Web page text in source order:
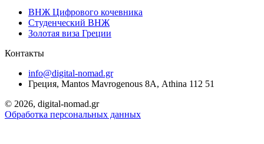
ВНЖ Цифрового кочевника
Студенческий ВНЖ
Золотая виза Греции
Контакты
info@digital-nomad.gr
Греция, Mantos Mavrogenous 8Α, Athina 112 51
© 2026, digital-nomad.gr
Обработка персональных данных